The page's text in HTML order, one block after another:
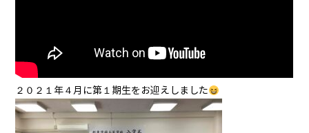
２０２１年４月に第１期生をお迎えしました